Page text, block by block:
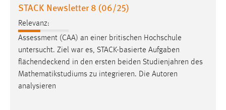
STACK Newsletter 8 (06/25)
Relevanz:
Assessment (CAA) an einer britischen Hochschule
untersucht. Ziel war es, STACK-basierte Aufgaben
flächendeckend in den ersten beiden Studienjahren des
Mathematikstudiums zu integrieren. Die Autoren
analysieren